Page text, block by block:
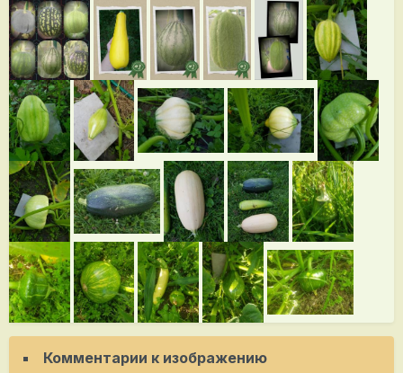
Комментарии к изображению